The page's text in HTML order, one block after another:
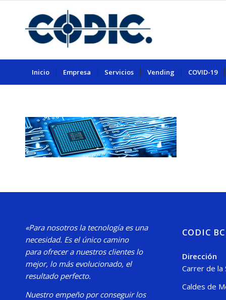
Inicio Empresa Servicios Vending COVID-19
«Para nosotros la tecnología es una
necesidad. Es el único camino
para ofrecer a nuestros clientes lo
mejor, lo más evolucionado, el
resultado perfecto.
Nuestro empeño por conseguir los
CODIC
Dirección
Carrer de la
Caldes de